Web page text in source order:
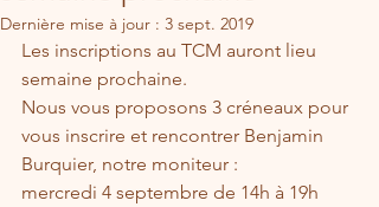
Dernière mise à jour : 3 sept. 2019
Les inscriptions au TCM auront lieu
semaine prochaine.
Nous vous proposons 3 créneaux pour
vous inscrire et rencontrer Benjamin
Burquier, notre moniteur :
mercredi 4 septembre de 14h à 19h